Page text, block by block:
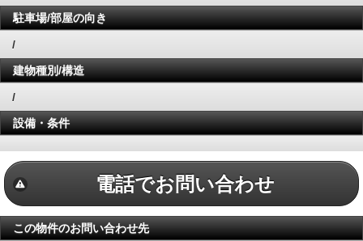
駐車場/部屋の向き
/
建物種別/構造
/
設備・条件
電話でお問い合わせ
この物件のお問い合わせ先